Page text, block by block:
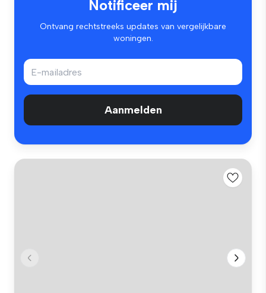
Notificeer mij
Ontvang rechtstreeks updates van vergelijkbare
woningen.
Aanmelden